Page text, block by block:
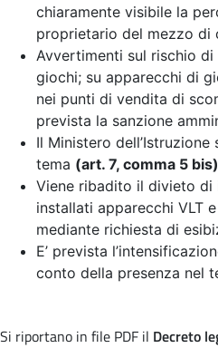
chiaramente visibile la
proprietario del mezzo di
Avvertimenti sul rischio
giochi; su apparecchi di
nei punti di vendita di
prevista la sanzione
Il Ministero
tema (art. 7, comma 5 bis)
Viene ribadito il divieto di
installati apparecchi VLT
mediante richiesta di
E’ prevista
conto della presenza nel
Si riportano in file PDF il Decreto